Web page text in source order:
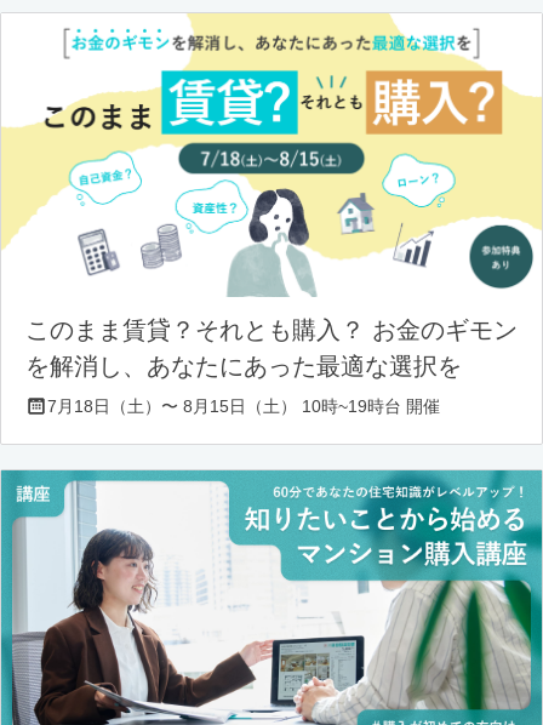
このまま賃貸？それとも購入？ お金のギモン
を解消し、あなたにあった最適な選択を
7月18日（土）〜 8月15日（土） 10時~19時台 開催